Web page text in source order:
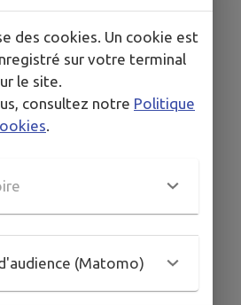
des cookies. Un cookie est
sur votre terminal
le site.
consultez notre Politique
(Matomo)